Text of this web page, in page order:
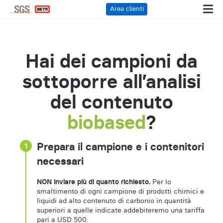
Area clienti
Hai dei campioni da
sottoporre all’analisi
del contenuto
biobased?
1
Prepara il campione e i contenitori
necessari
NON inviare più di quanto richiesto. Per lo
smaltimento di ogni campione di prodotti chimici e
liquidi ad alto contenuto di carbonio in quantità
superiori a quelle indicate addebiteremo una tariffa
pari a USD 500.